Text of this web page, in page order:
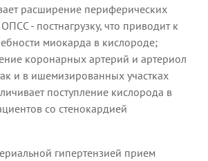
расширение периферических
- постнагрузку, что приводит к
миокарда в кислороде;
коронарных артерий и артериол
и в ишемизированных участках
поступление кислорода в
со стенокардией
гипертензией прием